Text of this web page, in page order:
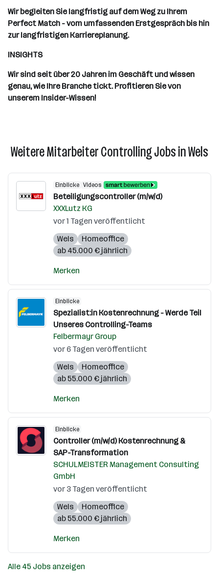
Wir begleiten Sie langfristig auf dem Weg zu Ihrem
Perfect Match - vom umfassenden Erstgespräch bis hin
zur langfristigen Karriereplanung.
INSIGHTS
Wir sind seit über 20 Jahren im Geschäft und wissen
genau, wie Ihre Branche tickt. Profitieren Sie von
unserem Insider-Wissen!
Weitere Mitarbeiter Controlling Jobs in Wels
Einblicke Videos
Beteiligungscontroller (m/w/d)
XXXLutz KG
vor 1 Tagen veröffentlicht
Wels
Homeoffice
ab 45.000 € jährlich
Merken
Einblicke
Spezialist:in Kostenrechnung - Werde Teil
Unseres Controlling-Teams
Felbermayr Group
vor 6 Tagen veröffentlicht
Wels
Homeoffice
ab 55.000 € jährlich
Merken
Einblicke
Controller (m/w/d) Kostenrechnung &
SAP-Transformation
SCHULMEISTER Management Consulting
GmbH
vor 3 Tagen veröffentlicht
Wels
Homeoffice
ab 55.000 € jährlich
Merken
Alle 45 Jobs anzeigen